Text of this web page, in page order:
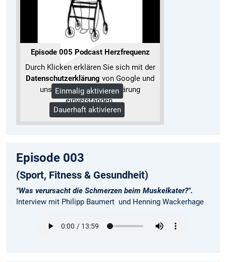
Episode 005 Podcast Herzfrequenz
Durch Klicken erklären Sie sich mit der
Datenschutzerklärung von Google und
unserer Datenschutzerklärung
einverstanden.
Mehr Informationen
Einmalig aktivieren
Dauerhaft aktivieren
Episode 003
(Sport, Fitness & Gesundheit)
"Was verursacht die Schmerzen beim Muskelkater?".
Interview mit Philipp Baumert und Henning Wackerhage